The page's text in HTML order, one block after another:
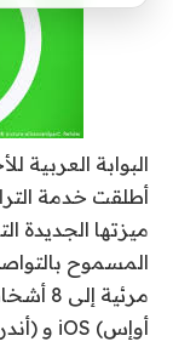
البوابة العربية
ميزتها الجديدة
المسموح